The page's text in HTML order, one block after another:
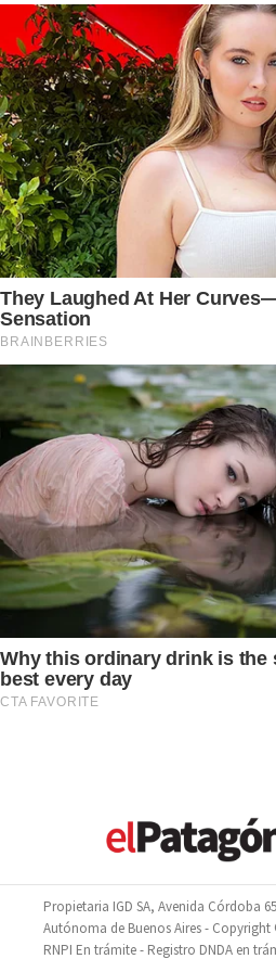
Propietaria IGD SA, Avenida Córdoba
Autónoma de Buenos Aires -
RNPI En trámite - Registro DNDA en